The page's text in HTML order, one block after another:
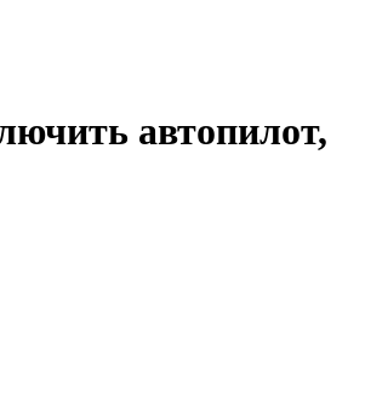
автопилот,